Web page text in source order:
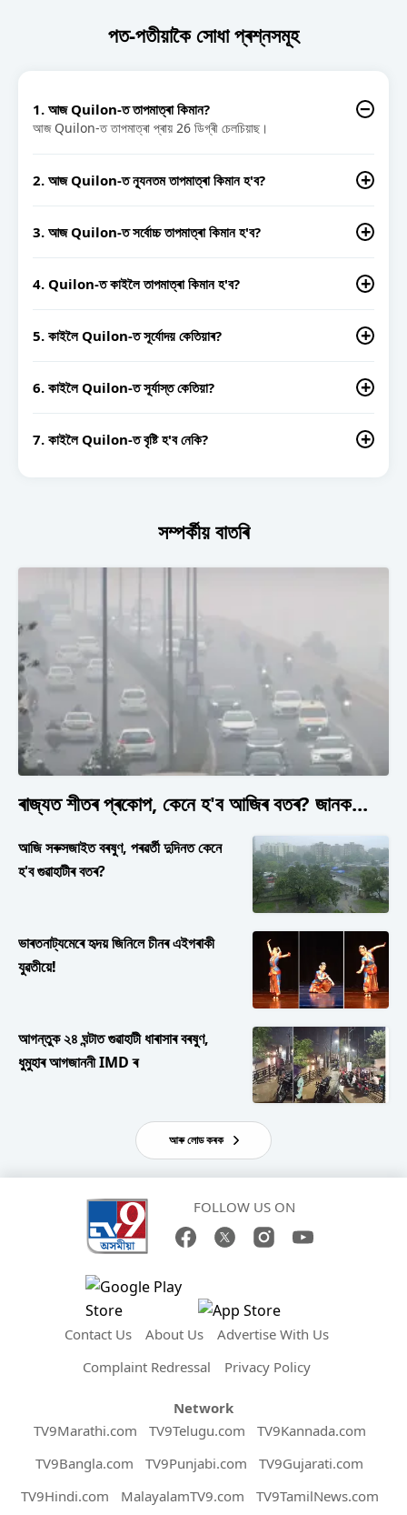
পত-পতীয়াকৈ সোধা প্ৰশ্নসমূহ
1. আজ Quilon-ত তাপমাত্ৰা কিমান?
আজ Quilon-ত তাপমাত্ৰা প্ৰায় 26 ডিগ্ৰী চেলচিয়াছ।
2. আজ Quilon-ত ন্যূনতম তাপমাত্ৰা কিমান হ'ব?
3. আজ Quilon-ত সৰ্বোচ্চ তাপমাত্ৰা কিমান হ'ব?
4. Quilon-ত কাইলৈ তাপমাত্ৰা কিমান হ'ব?
5. কাইলৈ Quilon-ত সূৰ্যোদয় কেতিয়াৰ?
6. কাইলৈ Quilon-ত সূৰ্যাস্ত কেতিয়া?
7. কাইলৈ Quilon-ত বৃষ্টি হ'ব নেকি?
সম্পৰ্কীয় বাতৰি
ৰাজ্যত শীতৰ প্ৰকোপ, কেনে হ'ব আজিৰ বতৰ? জানক...
আজি সৰুসজাইত বৰষুণ, পৰৱৰ্তী দুদিনত কেনে
হ'ব গুৱাহাটীৰ বতৰ?
ভাৰতনাট্যমেৰে হৃদয় জিনিলে চীনৰ এইগৰাকী
যুৱতীয়ে!
আগন্তুক ২৪ ঘন্টাত গুৱাহাটী ধাৰাসাৰ বৰষুণ,
ধুমুহাৰ আগজাননী IMD ৰ
আৰু লোড কৰক
FOLLOW US ON
Contact Us About Us
Advertise With Us
Complaint Redressal
Privacy Policy
Network
TV9Marathi.com
TV9Telugu.com
TV9Kannada.com
TV9Bangla.com
TV9Punjabi.com
TV9Gujarati.com
TV9Hindi.com
MalayalamTV9.com TV9TamilNews.com